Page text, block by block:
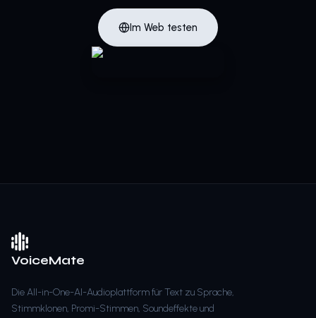
Im Web testen
VoiceMate
Die All-in-One-AI-Audioplattform für Text zu Sprache,
Stimmklonen, Promi-Stimmen, Soundeffekte und